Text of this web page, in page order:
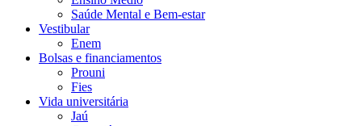
Saúde Mental e Bem-estar
Vestibular
Enem
Bolsas e financiamentos
Prouni
Fies
Vida universitária
Jaú